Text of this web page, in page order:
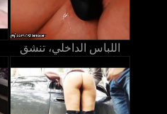
اللباس الداخلي، تنشق